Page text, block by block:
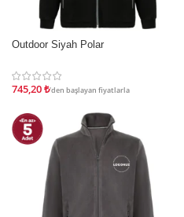
İNDIRIM
Outdoor Siyah Polar
745,20₺'den başlayan fiyatlarla